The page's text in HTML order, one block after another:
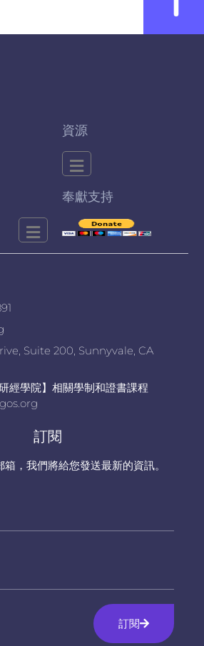
資源
奉獻支持
Suite 200, Sunnyvale, CA
經學院】相關學制和證書課程
訂閱
，我們將給您發送最新的資訊。
訂閱